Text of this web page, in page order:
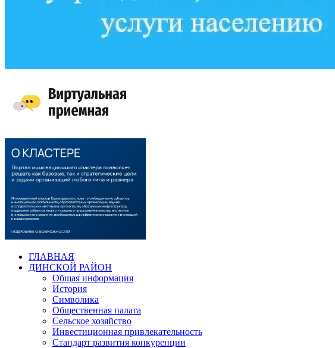
ГЛАВНАЯ
ДИНСКОЙ РАЙОН
Общая информация
История
Символика
Общественная палата
Сельское хозяйство
Инвестиционная привлекательность
Стандарт развития конкуренции